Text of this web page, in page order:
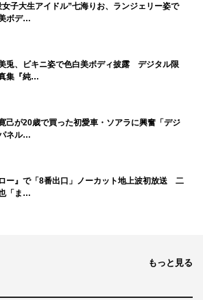
笑福亭鶴瓶 若槻千夏
女子大生アイドル”七海りお、ランジェリー姿で
ボデ…
兎、ビキニ姿で色白美ボディ披露 デジタル限
集『純…
己が20歳で買った初愛車・ソアラに興奮「デジ
ネル…
ロー』で「8番出口」ノーカット地上波初放送 二
「ま…
もっと見る